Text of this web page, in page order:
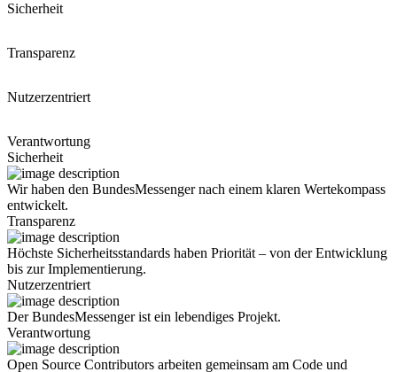
Sicherheit
Transparenz
Nutzerzentriert
Verantwortung
Sicherheit
Wir haben den BundesMessenger nach einem klaren Wertekompass
entwickelt.
Transparenz
Höchste Sicherheitsstandards haben Priorität – von der Entwicklung
bis zur Implementierung.
Nutzerzentriert
Der BundesMessenger ist ein lebendiges Projekt.
Verantwortung
Open Source Contributors arbeiten gemeinsam am Code und